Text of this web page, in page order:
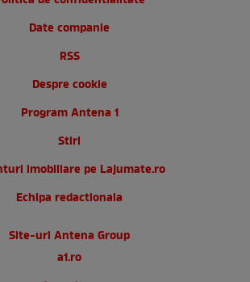
Date companie
RSS
Despre cookie
Program Antena 1
Stiri
imobiliare pe Lajumate.ro
Echipa redactionala
Site-uri Antena Group
a1.ro